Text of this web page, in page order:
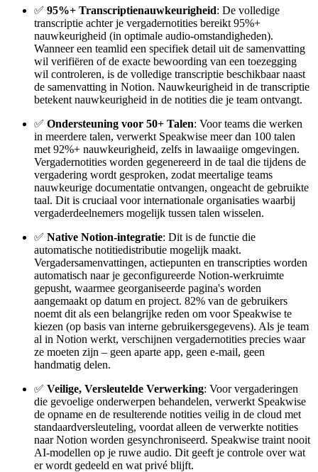
✅ 95%+ Transcriptienauwkeurigheid: De volledige
transcriptie achter je vergadernotities bereikt 95%+
nauwkeurigheid (in optimale audio-omstandigheden).
Wanneer een teamlid een specifiek detail uit de samenvatting
wil verifiëren of de exacte bewoording van een toezegging
wil controleren, is de volledige transcriptie beschikbaar naast
de samenvatting in Notion. Nauwkeurigheid in de transcriptie
betekent nauwkeurigheid in de notities die je team ontvangt.
✅ Ondersteuning voor 50+ Talen: Voor teams die werken
in meerdere talen, verwerkt Speakwise meer dan 100 talen
met 92%+ nauwkeurigheid, zelfs in lawaaiige omgevingen.
Vergadernotities worden gegenereerd in de taal die tijdens de
vergadering wordt gesproken, zodat meertalige teams
nauwkeurige documentatie ontvangen, ongeacht de gebruikte
taal. Dit is cruciaal voor internationale organisaties waarbij
vergaderdeelnemers mogelijk tussen talen wisselen.
✅ Native Notion-integratie: Dit is de functie die
automatische notitiedistributie mogelijk maakt.
Vergadersamenvattingen, actiepunten en transcripties worden
automatisch naar je geconfigureerde Notion-werkruimte
gepusht, waarmee georganiseerde pagina's worden
aangemaakt op datum en project. 82% van de gebruikers
noemt dit als een belangrijke reden om voor Speakwise te
kiezen (op basis van interne gebruikersgegevens). Als je team
al in Notion werkt, verschijnen vergadernotities precies waar
ze moeten zijn – geen aparte app, geen e-mail, geen
handmatig delen.
✅ Veilige, Versleutelde Verwerking: Voor vergaderingen
die gevoelige onderwerpen behandelen, verwerkt Speakwise
de opname en de resulterende notities veilig in de cloud met
standaardversleuteling, voordat alleen de verwerkte notities
naar Notion worden gesynchroniseerd. Speakwise traint nooit
AI-modellen op je ruwe audio. Dit geeft je controle over wat
er wordt gedeeld en wat privé blijft.